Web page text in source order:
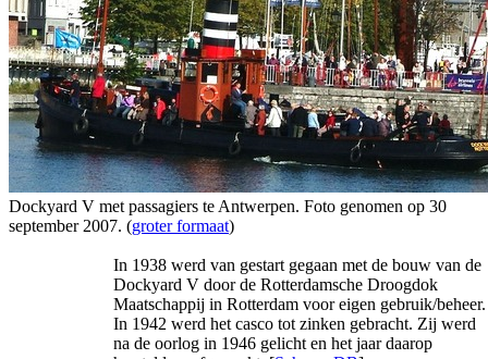
Dockyard V met passagiers te Antwerpen. Foto genomen op 30
september 2007. (groter formaat)
In 1938 werd van gestart gegaan met de bouw van de
Dockyard V door de Rotterdamsche Droogdok
Maatschappij in Rotterdam voor eigen gebruik/beheer.
In 1942 werd het casco tot zinken gebracht. Zij werd
na de oorlog in 1946 gelicht en het jaar daarop